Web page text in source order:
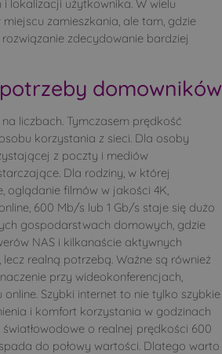
lokalizacji użytkownika. W wielu
zamieszkania, ale tam, gdzie
zdecydowanie bardziej
domowników
liczbach. Tymczasem prędkość
korzystania z sieci. Dla osoby
z poczty i mediów
Dla rodziny, w której
oglądanie filmów w jakości 4K,
600 Mb/s lub 1 Gb/s staje się dużo
gospodarstwach domowych, gdzie
NAS i kilkanaście aktywnych
realną potrzebą. Ważne są również
przy wideokonferencjach,
Szybki internet to nie tylko szybkie
i komfort korzystania w godzinach
o realnej prędkości 600
do połowy wartości. Dlatego warto